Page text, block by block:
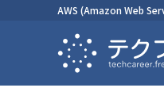
AWS (Amazon Web